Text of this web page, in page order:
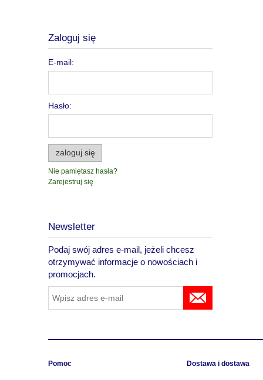
Zaloguj się
E-mail:
Hasło:
zaloguj się
Nie pamiętasz hasła?
Zarejestruj się
Newsletter
Podaj swój adres e-mail, jeżeli chcesz
otrzymywać informacje o nowościach i
promocjach.
Pomoc Dostawa i dostawa